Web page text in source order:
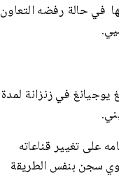
في حالة رفضه التعاون
قي يناير ٢۰۰٣ للضغط عليه و إرغامه على تغيير قناعاته
٥۰ يوماً. السيد يانغ شيويغوي سجن بنفس الطريقة